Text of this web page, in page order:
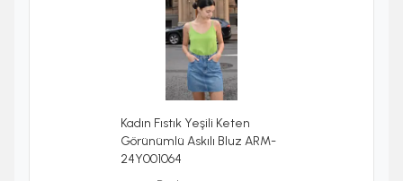
Kadın Fıstık Yeşili Keten
Görünümlü Askılı Bluz ARM-
24Y001064